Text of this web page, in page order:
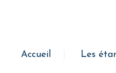
Accueil Les